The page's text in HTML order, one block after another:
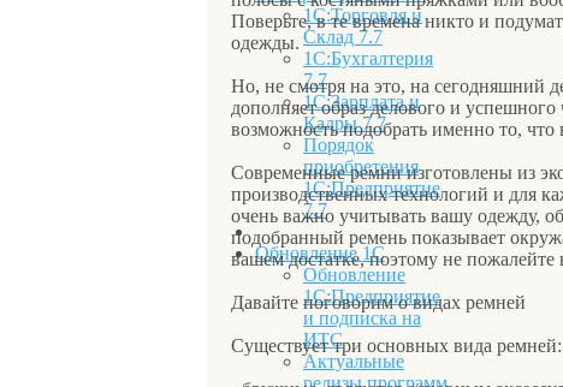
1С:Торговля и
Склад 7.7
1С:Бухгалтерия
7.7
1С:Зарплата и
Кадры 7.7
Порядок
приобретения
1С:Предприятие
7.7
Обновление 1С
Обновление
1С:Предприятие
и подписка на
ИТС
Актуальные
релизы программ
Поверьте, в те времена никто и
одежды.
Но, не смотря на это, на сегодняшний
дополняет образ делового и
возможность подобрать именно то, что
Современные ремни изготовлены из
производственных технологий и для
очень важно учитывать вашу одежду,
подобранный ремень показывает
вашем достатке, поэтому не
Давайте поговорим о видах ремней
Существует три основных вида ремней: